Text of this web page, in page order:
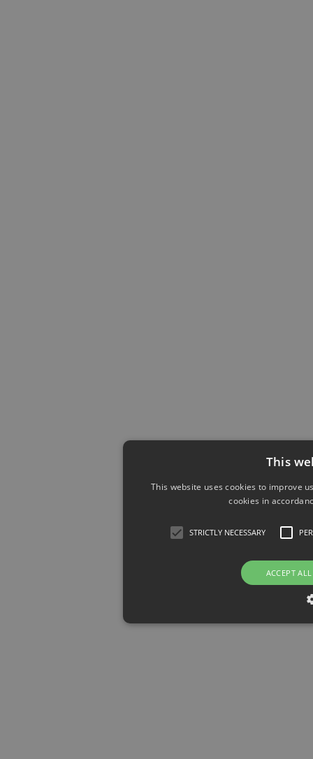
This
This website uses cookies to improve
cookies in
STRICTLY NECESSARY
ACCEPT ALL